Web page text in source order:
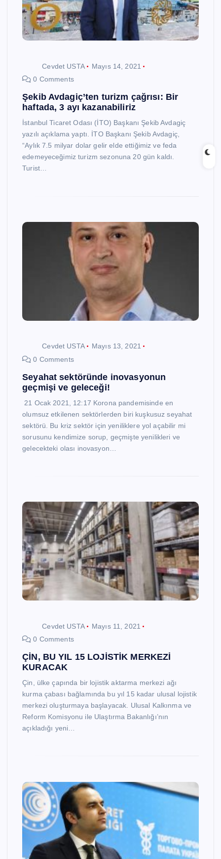
Cevdet USTA
Mayıs 14, 2021
0 Comments
Şekib Avdagiç’ten turizm çağrısı: Bir
haftada, 3 ayı kazanabiliriz
İstanbul Ticaret Odası (İTO) Başkanı Şekib Avdagiç
yazılı açıklama yaptı. İTO Başkanı Şekib Avdagiç,
“Aylık 7.5 milyar dolar gelir elde ettiğimiz ve feda
edemeyeceğimiz turizm sezonuna 20 gün kaldı.
Turist…
Cevdet USTA
Mayıs 13, 2021
0 Comments
Seyahat sektöründe inovasyonun
geçmişi ve geleceği!
21 Ocak 2021, 12:17 Korona pandemisinde en
olumsuz etkilenen sektörlerden biri kuşkusuz seyahat
sektörü. Bu kriz sektör için yeniliklere yol açabilir mi
sorusunu kendimize sorup, geçmişte yenilikleri ve
gelecekteki olası inovasyon…
Cevdet USTA
Mayıs 11, 2021
0 Comments
ÇİN, BU YIL 15 LOJİSTİK MERKEZİ
KURACAK
Çin, ülke çapında bir lojistik aktarma merkezi ağı
kurma çabası bağlamında bu yıl 15 kadar ulusal lojistik
merkezi oluşturmaya başlayacak. Ulusal Kalkınma ve
Reform Komisyonu ile Ulaştırma Bakanlığı’nın
açıkladığı yeni…